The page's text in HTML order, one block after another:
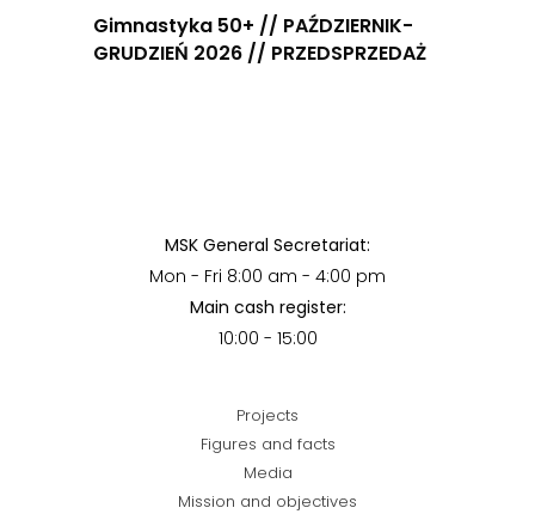
Gimnastyka 50+ // PAŹDZIERNIK-
GRUDZIEŃ 2026 // PRZEDSPRZEDAŻ
MSK General Secretariat:
Mon - Fri 8:00 am - 4:00 pm
Main cash register:
10:00 - 15:00
Projects
Figures and facts
Media
Mission and objectives